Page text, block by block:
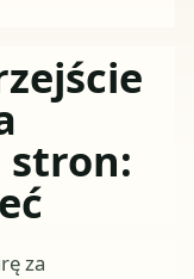
stron:
za